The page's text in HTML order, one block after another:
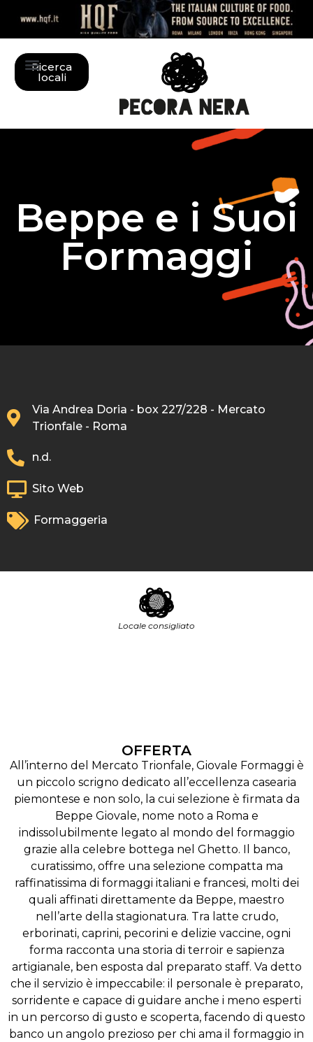
Ricerca
locali
Beppe e i Suoi
Formaggi
Via Andrea Doria - box 227/228 - Mercato
Trionfale - Roma
n.d.
Sito Web
Formaggeria
Locale consigliato
OFFERTA
All’interno del Mercato Trionfale, Giovale Formaggi è
un piccolo scrigno dedicato all’eccellenza casearia
piemontese e non solo, la cui selezione è firmata da
Beppe Giovale, nome noto a Roma e
indissolubilmente legato al mondo del formaggio
grazie alla celebre bottega nel Ghetto. Il banco,
curatissimo, offre una selezione compatta ma
raffinatissima di formaggi italiani e francesi, molti dei
quali affinati direttamente da Beppe, maestro
nell’arte della stagionatura. Tra latte crudo,
erborinati, caprini, pecorini e delizie vaccine, ogni
forma racconta una storia di terroir e sapienza
artigianale, ben esposta dal preparato staff. Va detto
che il servizio è impeccabile: il personale è preparato,
sorridente e capace di guidare anche i meno esperti
in un percorso di gusto e scoperta, facendo di questo
banco un angolo prezioso per chi ama il formaggio in